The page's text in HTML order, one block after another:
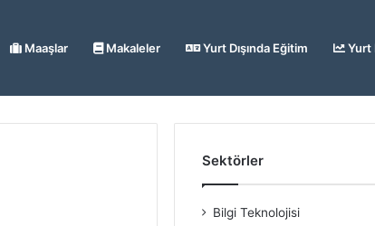
Maaşlar Makaleler Yurt Dışında Eğitim Yurt
Sektörler
Bilgi Teknolojisi